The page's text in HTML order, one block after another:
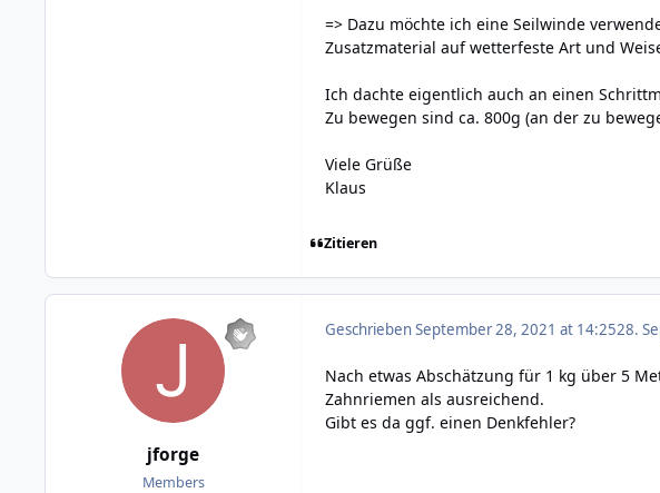
=> Dazu möchte ich eine Seilwinde
Zusatzmaterial auf wetterfeste Art und
Ich dachte eigentlich auch an einen
Zu bewegen sind ca. 800g (an der zu
Viele Grüße
Klaus
Zitieren
jforge
Members
GeschriebenSeptember 28, 2021 at 14:2528.
Nach etwas Abschätzung für 1 kg über 5
Zahnriemen als ausreichend.
Gibt es da ggf. einen Denkfehler?